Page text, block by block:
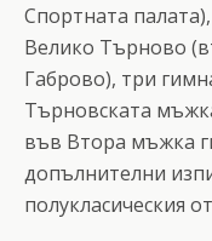
Спортната
Велико Търново
Габрово), три
Търновската
във Втора мъжка
допълнителни
полукласическия